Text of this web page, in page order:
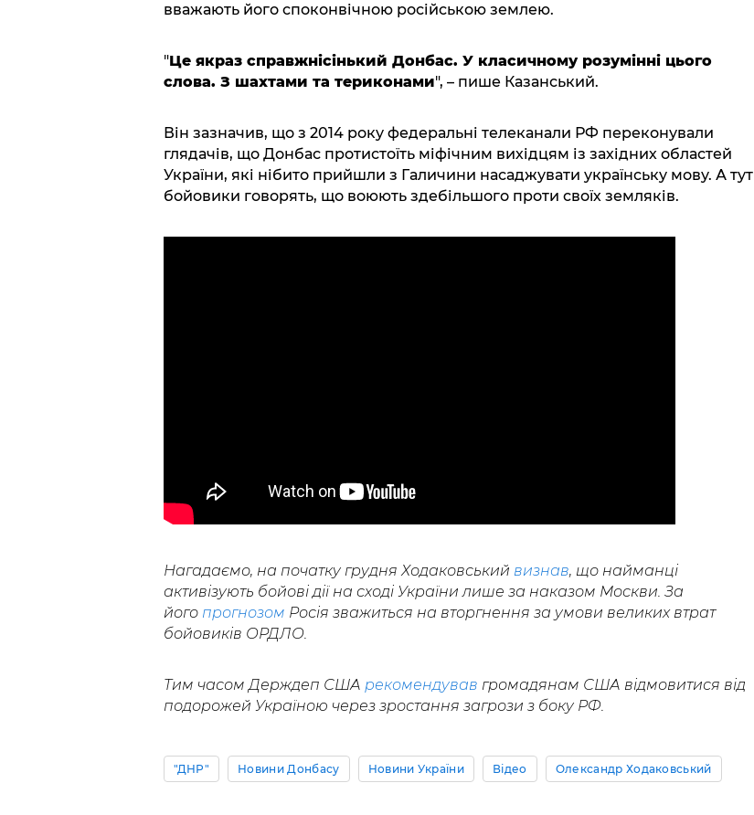
вважають його споконвічною російською землею.
"Це якраз справжнісінький Донбас. У класичному розумінні цього
слова. З шахтами та териконами", – пише Казанський.
Він зазначив, що з 2014 року федеральні телеканали РФ переконували
глядачів, що Донбас протистоїть міфічним вихідцям із західних областей
України, які нібито прийшли з Галичини насаджувати українську мову. А тут
бойовики говорять, що воюють здебільшого проти своїх земляків.
Нагадаємо, на початку грудня Ходаковський визнав, що найманці
активізують бойові дії на сході України лише за наказом Москви. За
його прогнозом Росія зважиться на вторгнення за умови великих втрат
бойовиків ОРДЛО.
Тим часом Держдеп США рекомендував громадянам США відмовитися від
подорожей Україною через зростання загрози з боку РФ.
"ДНР" Новини Донбасу Новини України Відео Олександр Ходаковський